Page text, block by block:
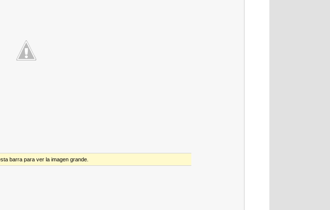
barra para ver la imagen grande.